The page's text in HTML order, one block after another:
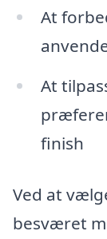
At
At
finish
Ved at
besværet